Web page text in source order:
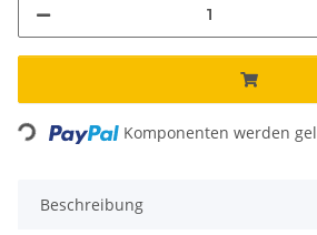
Loading... Komponenten werden
Beschreibung